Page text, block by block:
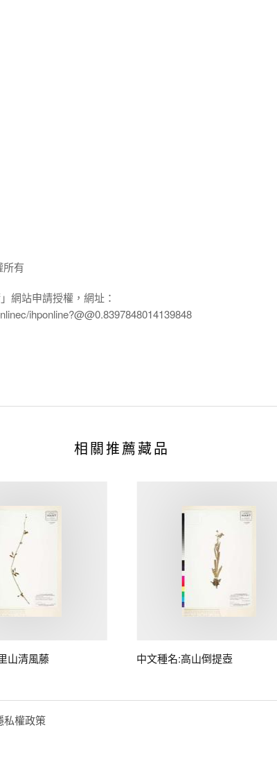
所有
網站申請授權，網址：
ihponline?@@0.8397848014139848
相關推薦藏品
山清風藤 中文種名:高山倒提壺
私權政策